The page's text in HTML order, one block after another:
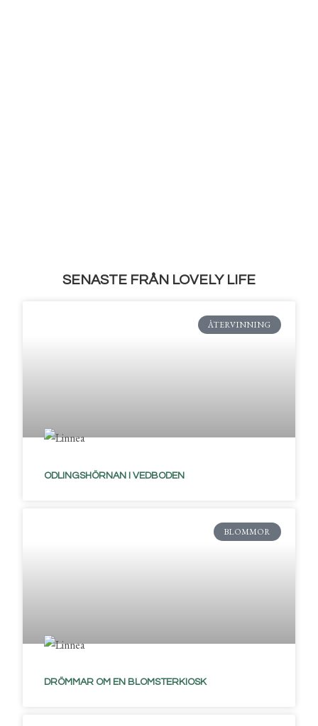
SENASTE FRÅN LOVELY LIFE
ÅTERVINNING
ODLINGSHÖRNAN I VEDBODEN
BLOMMOR
DRÖMMAR OM EN BLOMSTERKIOSK